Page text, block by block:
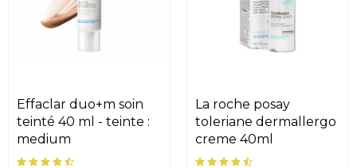
effaclar duo+m soin
teinté 40 ml - teinte :
medium
la roche posay
toleriane dermallergo
creme 40ml